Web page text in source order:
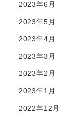
2023年6月
2023年5月
2023年4月
2023年3月
2023年2月
2023年1月
2022年12月